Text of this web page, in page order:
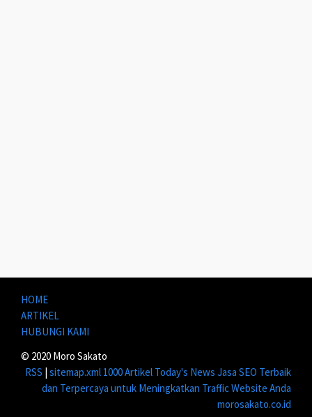
HOME
ARTIKEL
HUBUNGI KAMI
© 2020 Moro Sakato
RSS | sitemap.xml 1000 Artikel Today's News Jasa SEO Terbaik
dan Terpercaya untuk Meningkatkan Traffic Website Anda
morosakato.co.id